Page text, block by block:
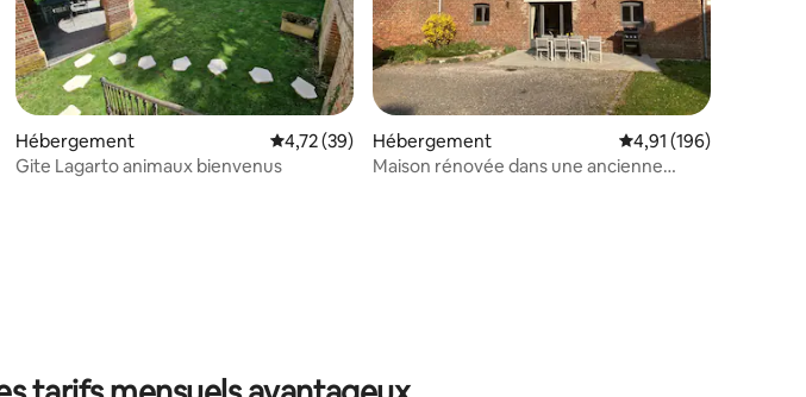
sur 5
sur la base de 13 commentaires : 4,92 sur 5
Hébergement Évaluation moyenne sur la base de 39 commentaires : 4,72 sur 5
4,72 (39)
Gite Lagarto animaux bienvenus
Hébergement Évaluation moyenne
4,91 (196)
Maison rénovée dans une ancienne